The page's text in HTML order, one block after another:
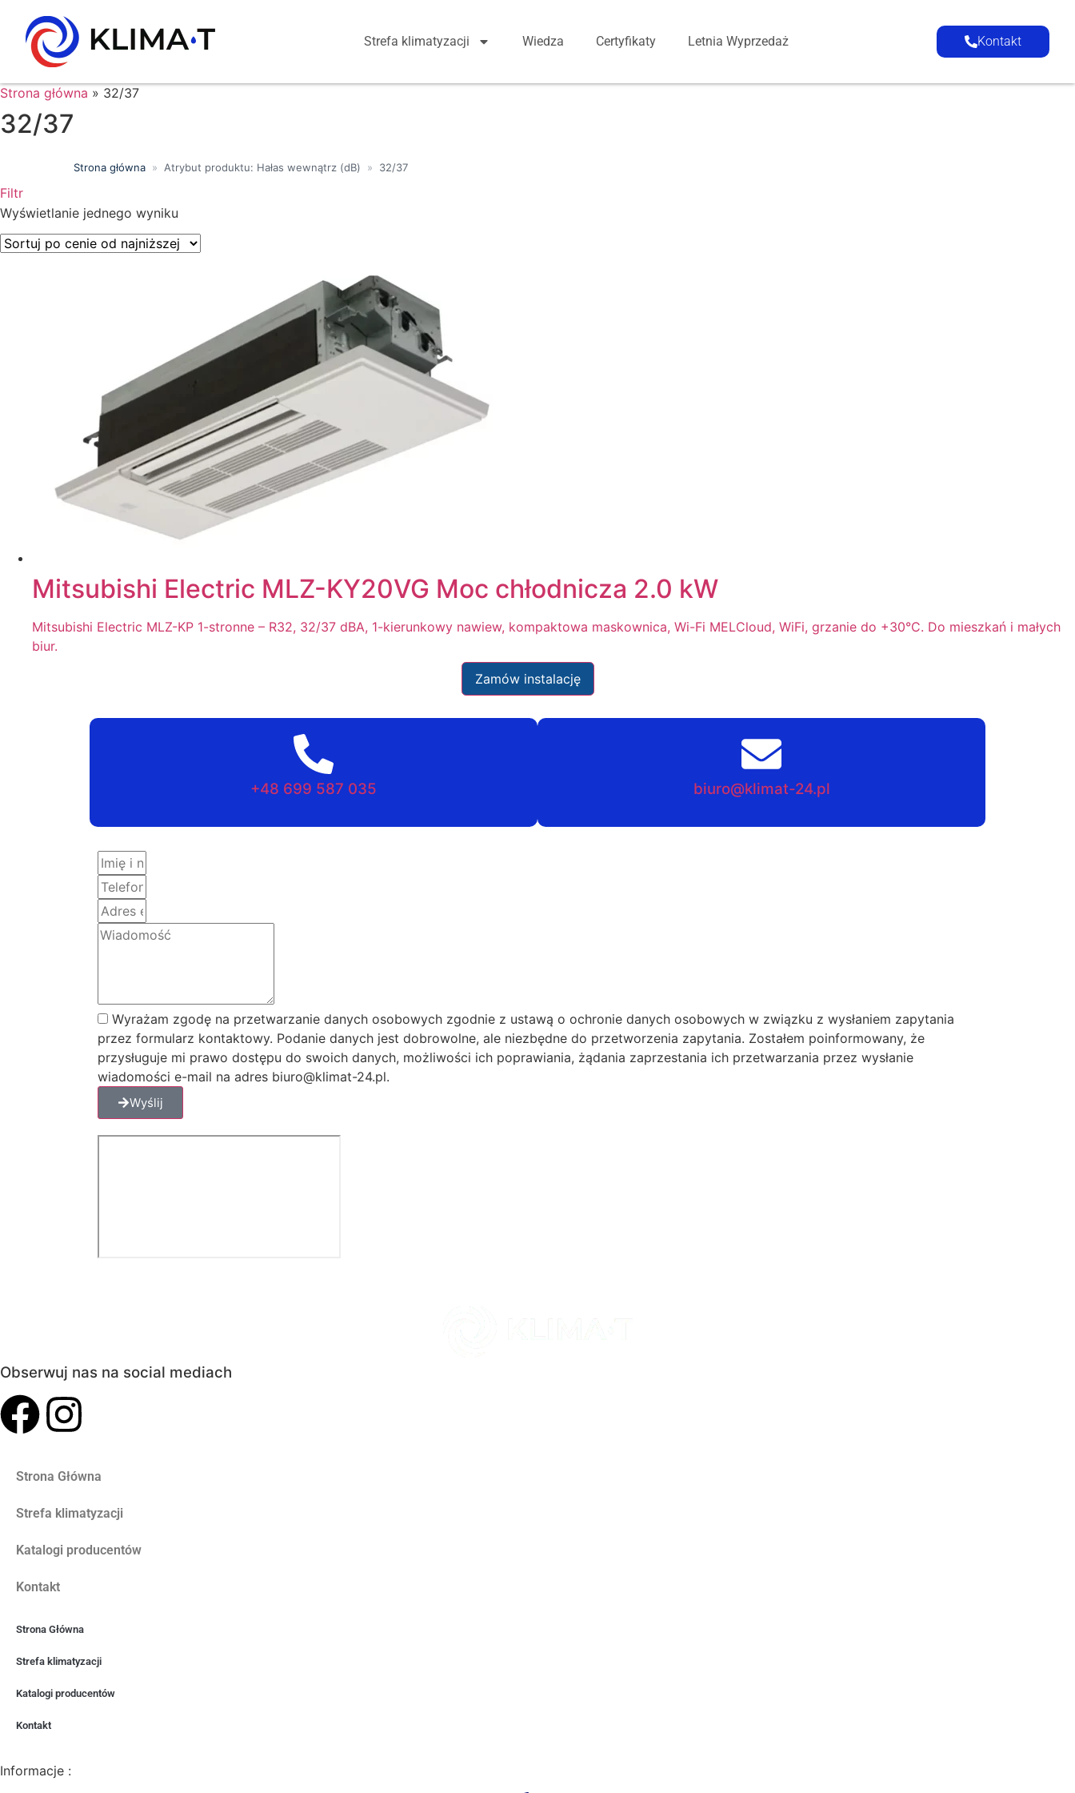
Strefa klimatyzacji Wiedza Certyfikaty Letnia Wyprzedaż Kontakt
Strona główna » 32/37
32/37
Strona główna » Atrybut produktu: Hałas wewnątrz (dB) » 32/37
Filtr
Wyszukiwanie tekstowe
Kategorie produktów
Klasa energetyczna
Wyświetlanie jednego wyniku
Mitsubishi Electric MLZ-KY20VG Moc chłodnicza 2.0 kW
Mitsubishi Electric MLZ-KP 1-stronne – R32, 32/37 dBA, 1-kierunkowy nawiew, kompaktowa maskownica, Wi-Fi MELCloud, WiFi, grzanie do +30°C. Do mieszkań i małych
biur.
Zamów instalację
+48 699 587 035 biuro@klimat-24.pl
Wyrażam zgodę na przetwarzanie danych osobowych zgodnie z ustawą o ochronie danych osobowych w związku z wysłaniem zapytania
przez formularz kontaktowy. Podanie danych jest dobrowolne, ale niezbędne do przetworzenia zapytania. Zostałem poinformowany, że
przysługuje mi prawo dostępu do swoich danych, możliwości ich poprawiania, żądania zaprzestania ich przetwarzania przez wysłanie
wiadomości e-mail na adres biuro@klimat-24.pl.
Wyślij
Obserwuj nas na social mediach
Strona Główna
Strefa klimatyzacji
Katalogi producentów
Kontakt
Strona Główna
Strefa klimatyzacji
Katalogi producentów
Kontakt
Informacje :